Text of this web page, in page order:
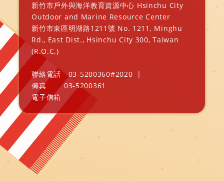
新竹市戶外與海洋教育資源中心 Hsinchu City
Outdoor and Marine Resource Center
新竹市東區明湖路1211號 No. 1211, Minghu
Rd., East Dist., Hsinchu City 300, Taiwan
(R.O.C.)
聯絡電話 03-5200360#2020
|
傳真
03-5200361
電子信箱